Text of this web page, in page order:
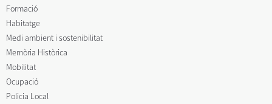
Formació
Habitatge
Medi ambient i sostenibilitat
Memòria Històrica
Mobilitat
Ocupació
Policia Local